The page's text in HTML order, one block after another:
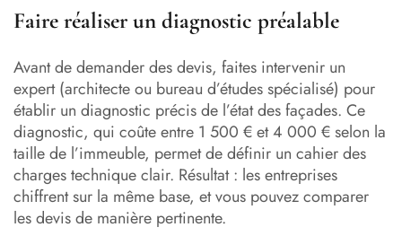
Faire réaliser un diagnostic préalable
Avant de demander des devis, faites intervenir un
expert (architecte ou bureau d’études spécialisé) pour
établir un diagnostic précis de l’état des façades. Ce
diagnostic, qui coûte entre 1 500 € et 4 000 € selon la
taille de l’immeuble, permet de définir un cahier des
charges technique clair. Résultat : les entreprises
chiffrent sur la même base, et vous pouvez comparer
les devis de manière pertinente.